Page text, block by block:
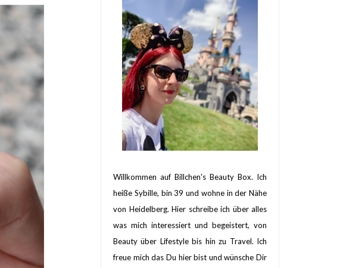
Willkommen auf Billchen's Beauty Box. Ich
heiße Sybille, bin 39 und wohne in der Nähe
von Heidelberg. Hier schreibe ich über alles
was mich interessiert und begeistert, von
Beauty über Lifestyle bis hin zu Travel. Ich
freue mich das Du hier bist und wünsche Dir